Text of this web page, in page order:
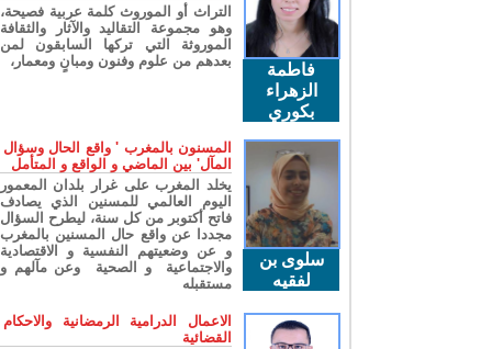
فاطمة
الزهراء
بكوري
التراث أو الموروث كلمة عربية فصيحة،
وهو مجموعة التقاليد والآثار والثقافة
الموروثة التي تركها السابقون لمن
بعدهم من علوم وفنون ومبانٍ ومعمار،
سلوى بن
لفقيه
المسنون بالمغرب ' واقع الحال وسؤال
المآل' بين الماضي و الواقع و المتأمل
يخلد المغرب على غرار بلدان المعمور
اليوم العالمي للمسنين الذي يصادف
فاتح أكتوبر من كل سنة، ليطرح السؤال
مجددا عن واقع حال المسنين بالمغرب
و عن وضعيتهم النفسية و الاقتصادية
والاجتماعية و الصحية وعن مآلهم و
مستقبله
الاعمال الدرامية الرمضانية والاحكام
القضائية